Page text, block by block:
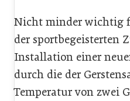
Nicht minder wichtig
der sportbegeisterten
Installation einer
durch die der
Temperatur von zwei